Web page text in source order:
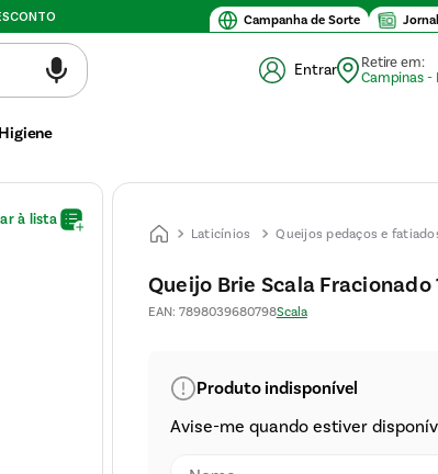
Campanha de Sorte
Entrar
Retire em:
Higiene
Laticínios Queijos pedaços e
Queijo Brie Scala Fracionado
EAN: 7898039680798Scala